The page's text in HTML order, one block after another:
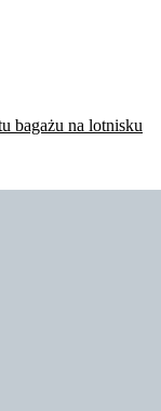
bagażu na lotnisku